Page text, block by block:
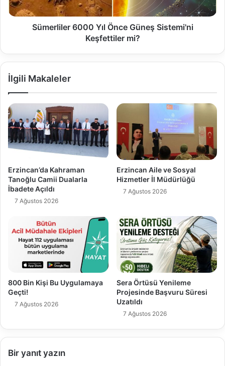
Sümerliler 6000 Yıl Önce Güneş Sistemi'ni
Keşfettiler mi?
İlgili Makaleler
Erzincan’da Kahraman
Tanoğlu Camii Dualarla
İbadete Açıldı
7 Ağustos 2026
Erzincan Aile ve Sosyal
Hizmetler İl Müdürlüğü
7 Ağustos 2026
800 Bin Kişi Bu Uygulamaya
Geçti!
7 Ağustos 2026
Sera Örtüsü Yenileme
Projesinde Başvuru Süresi
Uzatıldı
7 Ağustos 2026
Bir yanıt yazın